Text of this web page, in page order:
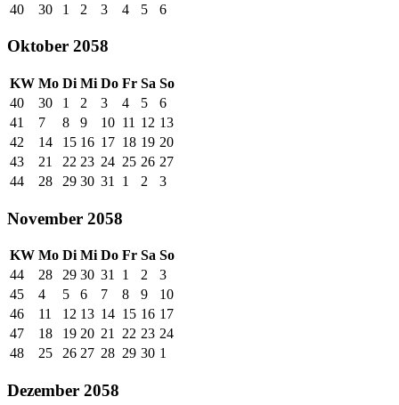
40
30 1 2 3 4 5 6
Oktober 2058
KW Mo Di Mi Do Fr Sa So
40
30 1 2 3 4 5
6
41
7 8 9 10 11 12 13
42
14 15 16 17 18 19 20
43
21 22 23 24 25 26 27
44
28 29 30 31 1 2 3
November 2058
KW Mo Di Mi Do Fr Sa So
44
28 29 30 31 1 2
3
45
4 5 6 7 8 9
10
46
11 12 13 14 15 16 17
47
18 19 20 21 22 23 24
48
25 26 27 28 29 30 1
Dezember 2058